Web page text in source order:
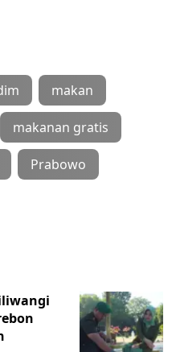
makan
makanan gratis
Prabowo